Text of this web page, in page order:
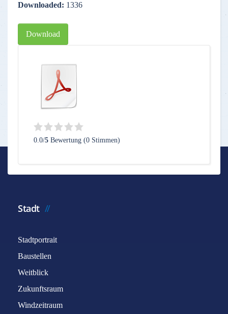
Downloaded: 1336
Download
0.0/5 Bewertung (0 Stimmen)
Stadt
Stadtportrait
Baustellen
Weitblick
Zukunftsraum
Windzeitraum